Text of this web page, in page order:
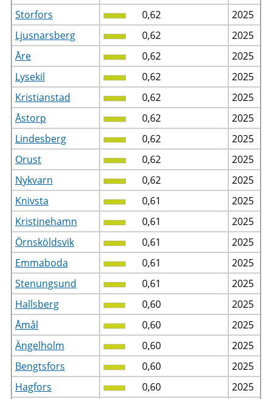
Storfors
0,62
2025
Ljusnarsberg
0,62
2025
Åre
0,62
2025
Lysekil
0,62
2025
Kristianstad
0,62
2025
Åstorp
0,62
2025
Lindesberg
0,62
2025
Orust
0,62
2025
Nykvarn
0,62
2025
Knivsta
0,61
2025
Kristinehamn
0,61
2025
Örnsköldsvik
0,61
2025
Emmaboda
0,61
2025
Stenungsund
0,61
2025
Hallsberg
0,60
2025
Åmål
0,60
2025
Ängelholm
0,60
2025
Bengtsfors
0,60
2025
Hagfors
0,60
2025